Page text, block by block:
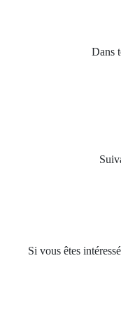
Dans
Si vous êtes